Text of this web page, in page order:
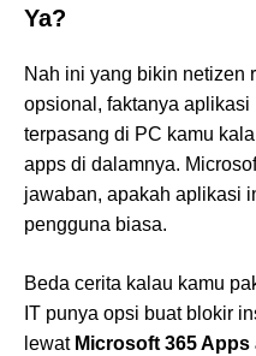
Ya?
Nah ini yang bikin netizen
opsional, faktanya
terpasang di PC kamu
apps di dalamnya.
jawaban, apakah aplikasi
pengguna biasa.
Beda cerita kalau kamu
IT punya opsi buat blokir
lewat Microsoft 365